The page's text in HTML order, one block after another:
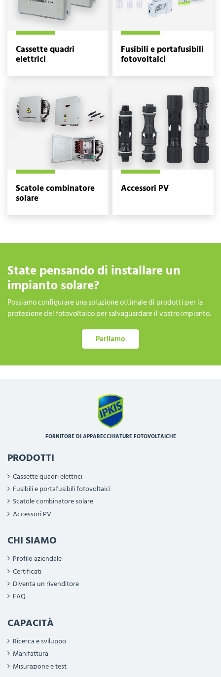
Cassette quadri
elettrici
Fusibili e portafusibili
fotovoltaici
Scatole combinatore
solare
Accessori PV
State pensando di installare un
impianto solare?
Possiamo configurare una soluzione ottimale di prodotti per la
protezione del fotovoltaico per salvaguardare il vostro impianto.
Parliamo
FORNITORE DI APPARECCHIATURE FOTOVOLTAICHE
PRODOTTI
Cassette quadri elettrici
Fusibili e portafusibili fotovoltaici
Scatole combinatore solare
Accessori PV
CHI SIAMO
Profilo aziendale
Certificati
Diventa un rivenditore
FAQ
CAPACITÀ
Ricerca e sviluppo
Manifattura
Misurazione e test